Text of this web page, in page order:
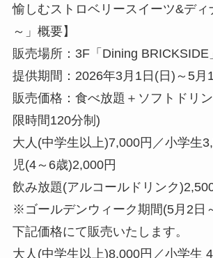
愉しむストロベリースイーツ&ディ
～」概要】
販売場所：3F「Dining BRICKSIDE
提供期間：2026年3月1日(日)～5月
販売価格：食べ放題＋ソフトドリ
限時間120分制)
大人(中学生以上)7,000円／小学生
児(4～6歳)2,000円
飲み放題(アルコールドリンク
※ゴールデンウィーク期間(5月2日
下記価格にて販売いたします。
大人(中学生以上)8,000円／小学生